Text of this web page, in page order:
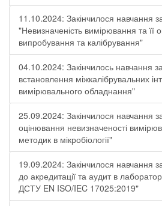
11.10.2024: Закінчилося навчання
"Невизначеність вимірювання та її
випробування та калібрування"
04.10.2024: Закінчилось навчання
встановлення міжкалібрувальних
вимірювального обладнання"
25.09.2024: Закінчилося навчання
оцінювання невизначеності
методик в мікробіології"
19.09.2024: Закінчилося навчання
до акредитації та аудит в
ДСТУ EN ISO/IEC 17025:2019"